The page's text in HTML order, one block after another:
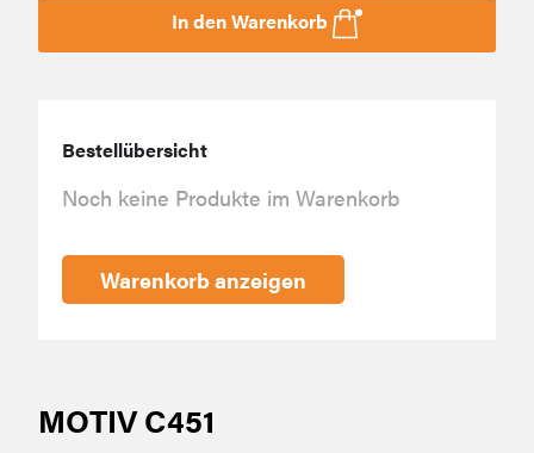
MOTIV C451
In den Warenkorb
Bestellübersicht
Noch keine Produkte im Warenkorb
Warenkorb anzeigen